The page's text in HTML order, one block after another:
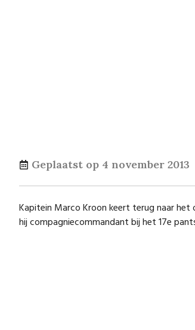
Geplaatst op 4 november 2013
Kapitein Marco Kroon keert terug naar
hij compagniecommandant bij het 17e